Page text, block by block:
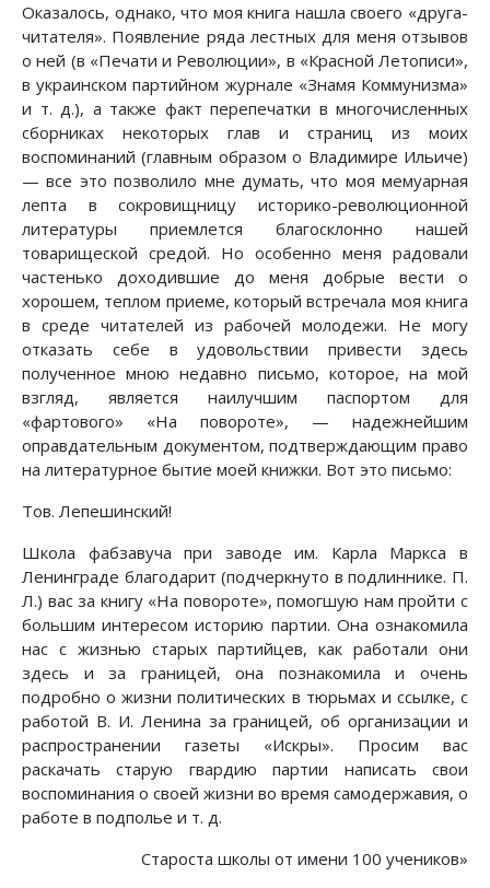
Оказалось, однако, что моя книга нашла своего «друга-
читателя». Появление ряда лестных для меня отзывов
о ней (в «Печати и Революции», в «Красной Летописи»,
в украинском партийном журнале «Знамя Коммунизма»
и т. д.), а также факт перепечатки в многочисленных
сборниках некоторых глав и страниц из моих
воспоминаний (главным образом о Владимире Ильиче)
— все это позволило мне думать, что моя мемуарная
лепта в сокровищницу историко-революционной
литературы приемлется благосклонно нашей
товарищеской средой. Но особенно меня радовали
частенько доходившие до меня добрые вести о
хорошем, теплом приеме, который встречала моя книга
в среде читателей из рабочей молодежи. Не могу
отказать себе в удовольствии привести здесь
полученное мною недавно письмо, которое, на мой
взгляд, является наилучшим паспортом для
«фартового» «На повороте», — надежнейшим
оправдательным документом, подтверждающим право
на литературное бытие моей книжки. Вот это письмо:
Тов. Лепешинский!
Школа фабзавуча при заводе им. Карла Маркса в
Ленинграде благодарит (подчеркнуто в подлиннике. П.
Л.) вас за книгу «На повороте», помогшую нам пройти с
большим интересом историю партии. Она ознакомила
нас с жизнью старых партийцев, как работали они
здесь и за границей, она познакомила и очень
подробно о жизни политических в тюрьмах и ссылке, с
работой В. И. Ленина за границей, об организации и
распространении газеты «Искры». Просим вас
раскачать старую гвардию партии написать свои
воспоминания о своей жизни во время самодержавия, о
работе в подполье и т. д.
Староста школы от имени 100 учеников»